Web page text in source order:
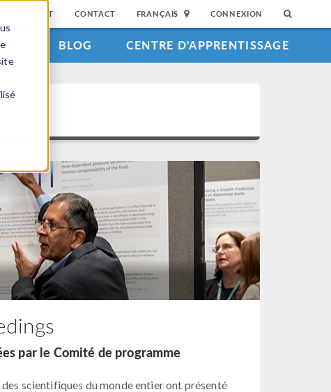
SUPPORT CONTACT FRANÇAIS CONNEXION
BLOG CENTRE D'APPRENTISSAGE
par le Comité de programme
scientifiques du monde entier ont présenté